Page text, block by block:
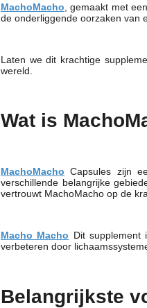
MachoMacho , gemaakt met
de onderliggende oorzaken van
Laten we dit krachtige
wereld.
Wat is
MachoMacho Capsules zijn
verschillende belangrijke
vertrouwt MachoMacho op de
Macho Macho Dit
verbeteren door
Belangrijkste